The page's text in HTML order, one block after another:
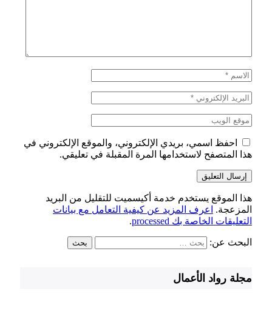
احفظ اسمي، بريدي الإلكتروني، والموقع الإلكتروني في
هذا المتصفح لاستخدامها المرة المقبلة في تعليقي.
هذا الموقع يستخدم خدمة أكيسميت للتقليل من البريد
المزعجة.
اعرف المزيد عن كيفية التعامل مع بيانات
التعليقات الخاصة بك processed
.
البحث عن:
مجلة رواد الأعمال